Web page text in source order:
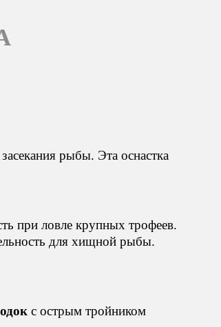
рыбы. Эта оснастка
при ловле крупных трофеев.
для хищной рыбы.
с острым тройником